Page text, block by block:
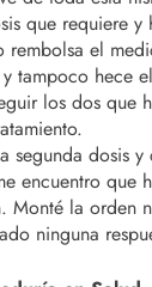
que requiere y
rembolsa el
tampoco hece
los dos que
segunda dosis
encuentro que
Monté la orden
ninguna